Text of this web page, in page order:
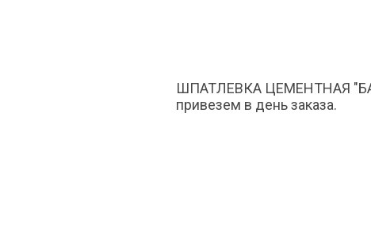
ШПАТЛЕВКА ЦЕМЕНТНАЯ
привезем в день заказа.